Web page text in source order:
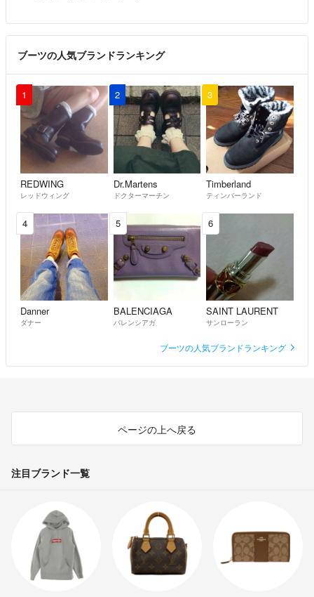
ブーツの人気ブランドランキング
1
REDWING
レッドウィング
2
Dr.Martens
ドクターマーチン
3
Timberland
ティンバーランド
4
Danner
ダナー
5
BALENCIAGA
バレンシアガ
6
SAINT LAURENT
サンローラン
ブーツの人気ブランドランキング
ページの上へ戻る
注目ブランド一覧